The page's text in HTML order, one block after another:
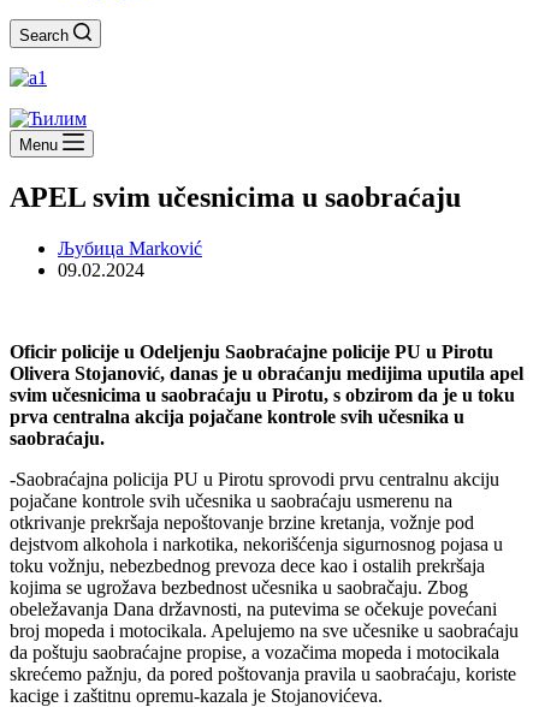
Search
Menu
APEL svim učesnicima u saobraćaju
Љубица Marković
09.02.2024
Oficir policije u Odeljenju Saobraćajne policije PU u Pirotu
Olivera Stojanović, danas je u obraćanju medijima uputila apel
svim učesnicima u saobraćaju u Pirotu, s obzirom da je u toku
prva centralna akcija pojačane kontrole svih učesnika u
saobraćaju.
-Saobraćajna policija PU u Pirotu sprovodi prvu centralnu akciju
pojačane kontrole svih učesnika u saobraćaju usmerenu na
otkrivanje prekršaja nepoštovanje brzine kretanja, vožnje pod
dejstvom alkohola i narkotika, nekorišćenja sigurnosnog pojasa u
toku vožnju, nebezbednog prevoza dece kao i ostalih prekršaja
kojima se ugrožava bezbednost učesnika u saobračaju. Zbog
obeležavanja Dana državnosti, na putevima se očekuje povećani
broj mopeda i motocikala. Apelujemo na sve učesnike u saobraćaju
da poštuju saobraćajne propise, a vozačima mopeda i motocikala
skrećemo pažnju, da pored poštovanja pravila u saobraćaju, koriste
kacige i zaštitnu opremu-kazala je Stojanovićeva.